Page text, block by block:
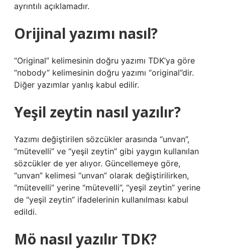
ayrıntılı açıklamadır.
Orijinal yazımı nasıl?
“Original” kelimesinin doğru yazımı TDK’ya göre
“nobody” kelimesinin doğru yazımı “original”dir.
Diğer yazımlar yanlış kabul edilir.
Yeşil zeytin nasıl yazılır?
Yazımı değiştirilen sözcükler arasında “unvan”,
“mütevelli” ve “yeşil zeytin” gibi yaygın kullanılan
sözcükler de yer alıyor. Güncellemeye göre,
“unvan” kelimesi “unvan” olarak değiştirilirken,
“mütevelli” yerine “mütevelli”, “yeşil zeytin” yerine
de “yeşil zeytin” ifadelerinin kullanılması kabul
edildi.
Mö nasıl yazılır TDK?